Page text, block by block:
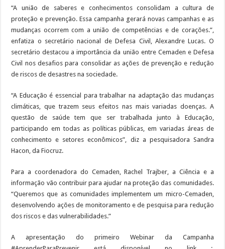
“A união de saberes e conhecimentos consolidam a cultura de
proteção e prevenção. Essa campanha gerará novas campanhas e as
mudanças ocorrem com a união de competências e de corações.”,
enfatiza o secretário nacional de Defesa Civil, Alexandre Lucas. O
secretário destacou a importância da união entre Cemaden e Defesa
Civil nos desafios para consolidar as ações de prevenção e redução
de riscos de desastres na sociedade.
“A Educação é essencial para trabalhar na adaptação das mudanças
climáticas, que trazem seus efeitos nas mais variadas doenças. A
questão de saúde tem que ser trabalhada junto à Educação,
participando em todas as políticas públicas, em variadas áreas de
conhecimento e setores econômicos”, diz a pesquisadora Sandra
Hacon, da Fiocruz.
Para a coordenadora do Cemaden, Rachel Trajber, a Ciência e a
informação vão contribuir para ajudar na proteção das comunidades.
“Queremos que as comunidades implementem um micro-Cemaden,
desenvolvendo ações de monitoramento e de pesquisa para redução
dos riscos e das vulnerabilidades.”
A apresentação do primeiro Webinar da Campanha